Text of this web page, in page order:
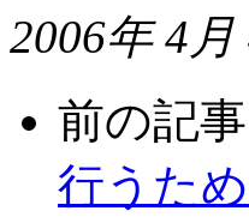
2006年 4
前の記事
行うた